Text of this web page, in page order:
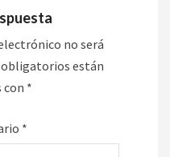
no será
obligatorios están
con *
*